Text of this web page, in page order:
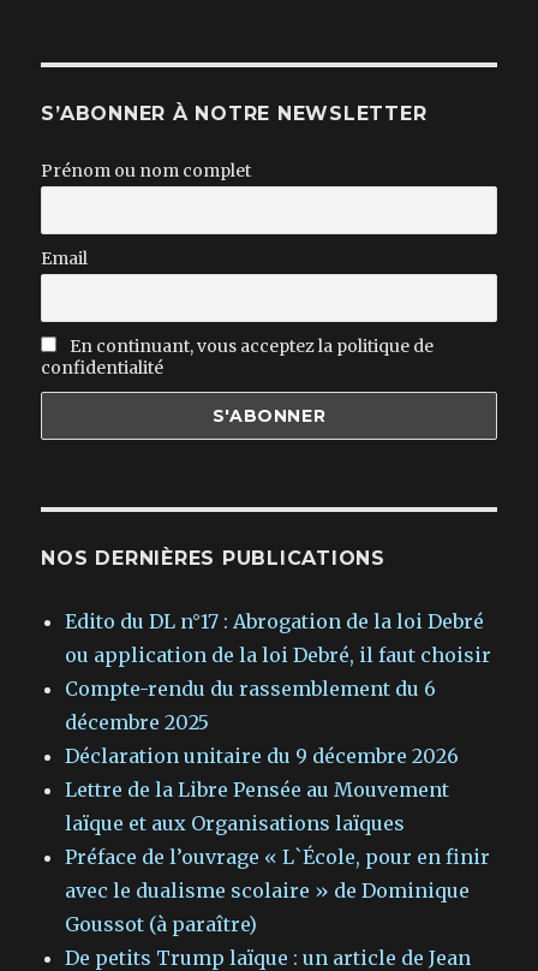
S’ABONNER À NOTRE NEWSLETTER
Prénom ou nom complet
Email
En continuant, vous acceptez la politique de
confidentialité
NOS DERNIÈRES PUBLICATIONS
Edito du DL n°17 : Abrogation de la loi Debré
ou application de la loi Debré, il faut choisir
Compte-rendu du rassemblement du 6
décembre 2025
Déclaration unitaire du 9 décembre 2026
Lettre de la Libre Pensée au Mouvement
laïque et aux Organisations laïques
Préface de l’ouvrage « L`École, pour en finir
avec le dualisme scolaire » de Dominique
Goussot (à paraître)
De petits Trump laïque : un article de Jean